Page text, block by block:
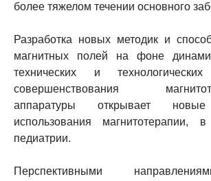
более тяжелом течении основного
Разработка новых методик и
магнитных полей на фоне
технических и технологических
совершенствования
аппаратуры открывает новые
использования
педиатрии.
Перспективными